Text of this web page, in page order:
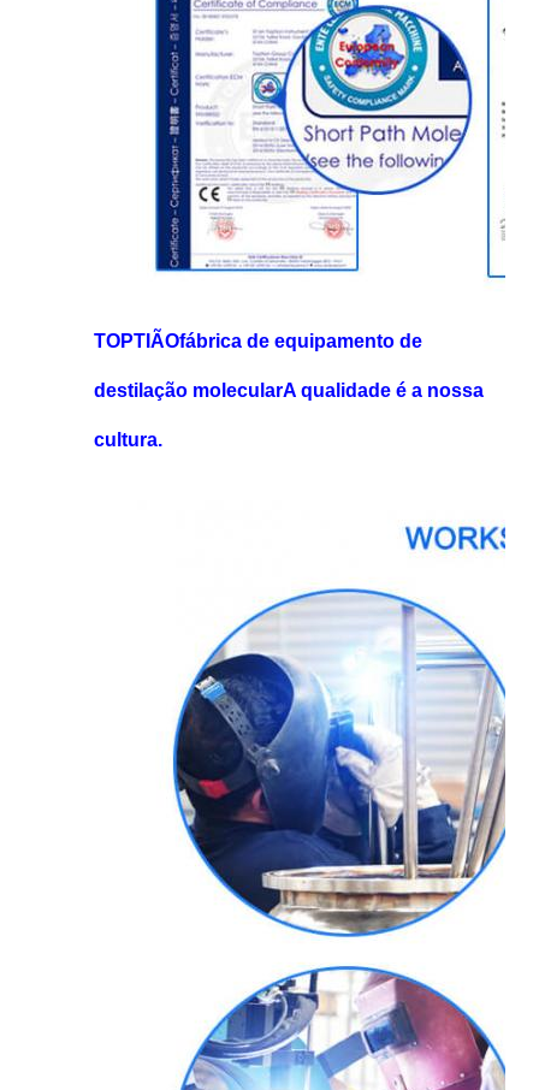
TOPTIÃOfábrica de equipamento de
destilação molecularA qualidade é a nossa
cultura.